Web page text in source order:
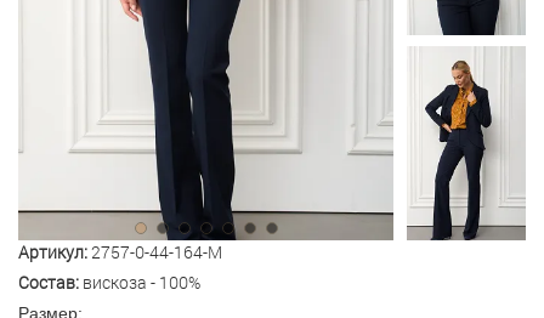
Артикул:2757-0-44-164-M
Состав: вискоза - 100%
Размер: